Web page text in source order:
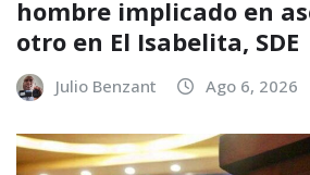
hombre implicado en
otro en El Isabelita, SDE
Julio Benzant Ago 6, 2026